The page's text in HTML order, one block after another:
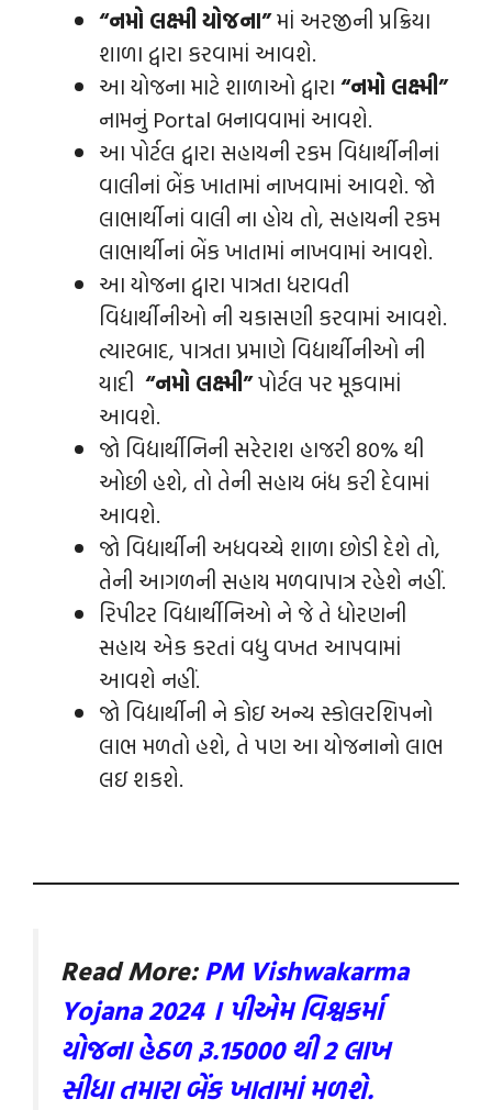
“નમો લક્ષ્મી યોજના”માં અરજીની પ્રક્રિયા
શાળા દ્વારા કરવામાં આવશે.
આ યોજના માટે શાળાઓ દ્વારા “નમો લક્ષ્મી”
નામનું Portal બનાવવામાં આવશે.
આ પોર્ટલ દ્વારા સહાયની રકમ વિદ્યાર્થીનીનાં
વાલીનાં બેંક ખાતામાં નાખવામાં આવશે. જો
લાભાર્થીનાં વાલી ના હોય તો, સહાયની રકમ
લાભાર્થીનાં બેંક ખાતામાં નાખવામાં આવશે.
આ યોજના દ્વારા પાત્રતા ધરાવતી
વિદ્યાર્થીનીઓ ની ચકાસણી કરવામાં આવશે.
ત્યારબાદ, પાત્રતા પ્રમાણે વિદ્યાર્થીનીઓ ની
યાદી “નમો લક્ષ્મી”પોર્ટલ પર મૂકવામાં
આવશે.
જો વિદ્યાર્થીનિની સરેરાશ હાજરી 80% થી
ઓછી હશે, તો તેની સહાય બંધ કરી દેવામાં
આવશે.
જો વિદ્યાર્થીની અધવચ્ચે શાળા છોડી દેશે તો,
તેની આગળની સહાય મળવાપાત્ર રહેશે નહીં.
રિપીટર વિદ્યાર્થીનિઓ ને જે તે ધોરણની
સહાય એક કરતાં વધુ વખત આપવામાં
આવશે નહીં.
જો વિદ્યાર્થીની ને કોઇ અન્ય સ્કોલરશિપનો
લાભ મળતો હશે, તે પણ આ યોજનાનો લાભ
લઇ શકશે.
Read More:PM Vishwakarma
Yojana 2024 । પીએમ વિશ્વકર્મા
યોજના હેઠળ રૂ.15000 થી 2 લાખ
સીધા તમારા બેંક ખાતામાં મળશે.